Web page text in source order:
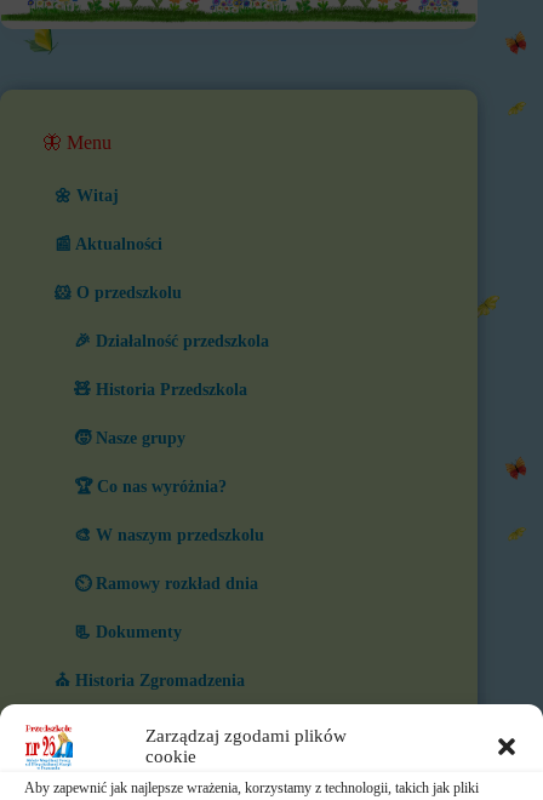
Zarządzaj zgodami plików
cookie
Aby zapewnić jak najlepsze wrażenia, korzystamy z technologii, takich jak pliki
🦋 Menu
🌼 Witaj
📰 Aktualności
🐹 O przedszkolu
🎉 Działalność przedszkola
🧸 Historia Przedszkola
🧒 Nasze grupy
🏆 Co nas wyróżnia?
🎨 W naszym przedszkolu
⏲️ Ramowy rozkład dnia
📃 Dokumenty
⛪ Historia Zgromadzenia
📧 Kontakt